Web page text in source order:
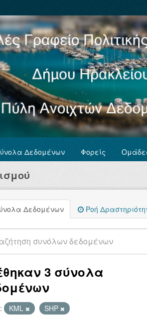
Δεδομένων Φορείς
Δεδομένων Ροή
3 σύνολα
KML SHP